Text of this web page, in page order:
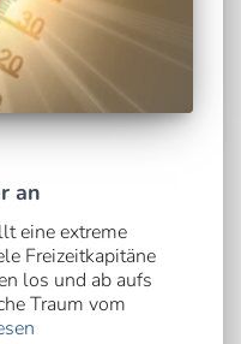
an
eine extreme
Freizeitkapitäne
los und ab aufs
Traum vom